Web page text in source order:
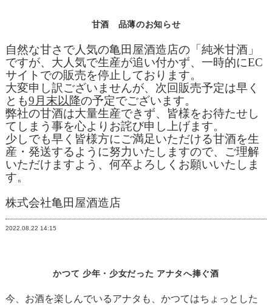
甘酒 品薄のお知らせ
自然な甘さで人気の亀田屋酒造店の「純米甘酒」
ですが、大人気で生産が追い付かず、一時的にEC
サイトでの販売を停止しております。
大変申し訳ございませんが、次回販売予定は早く
とも9月末以降の予定でございます。
弊社の甘酒は大量生産できず、皆様をお待たせし
てしまう事を心よりお詫び申し上げます。
少しでも早く皆様方にご満足いただける甘酒を生
産・発送するように努力いたしますので、ご理解
いただけますよう、何卒よろしくお願いいたしま
す。
株式会社亀田屋酒造店
2022.08.22 14:15
かつて 少年・少女だった アナタへ捧ぐ酒
今、お酒を楽しんでいるアナタも、かつてはちょっとした